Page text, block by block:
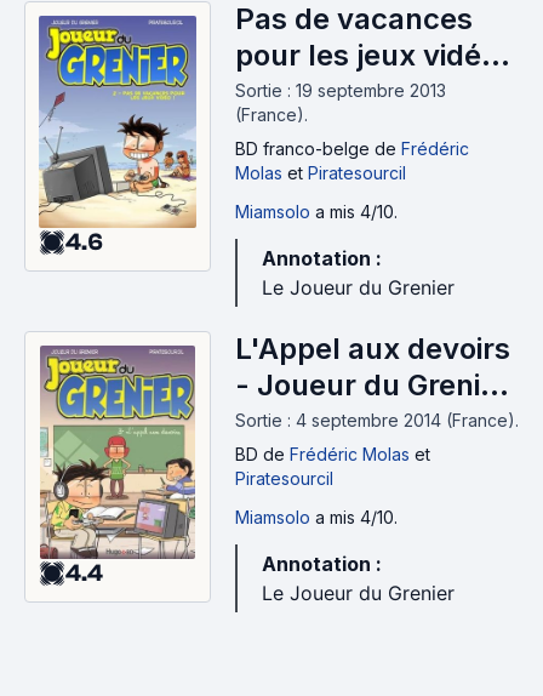
4.6
Pas de vacances
pour les jeux vidéo !
- Joueur du Grenier,
tome 2 (2013)
Sortie : 19 septembre 2013
(France).
BD franco-belge de Frédéric
Molas et Piratesourcil
Miamsolo a mis 4/10.
Annotation :
Le Joueur du Grenier
4.4
L'Appel aux devoirs
- Joueur du Grenier,
tome 3 (2014)
Sortie : 4 septembre 2014 (France).
BD de Frédéric Molas et
Piratesourcil
Miamsolo a mis 4/10.
Annotation :
Le Joueur du Grenier